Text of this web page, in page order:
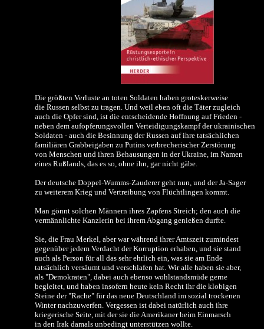
Die größten Verluste an toten Soldaten haben groteskerweise
die Russen selbst zu tragen. Und weil eben oft die Täter zugleich
auch die Opfer sind, ist die entscheidende Hoffnung auf Frieden -
neben dem aufopferungsvollen Verteidigungskampf der ukrainischen
Soldaten - auch die Besinnung der Russen auf ihre tatsächlichen
familiären Grabbeigaben zu Putins verbrecherischer Zerstörung
von Menschen und ihren Behausungen in der Ukraine, im Namen
eines Rußlands, das es so, ohne ihn, gar nicht gäbe.
Der deutsche Doppel-Wumms-Zauderer geht nun, und der Ja-Sager
zu weiterem Krieg und Vertreibung von Flüchtlingen kommt.
Man gönnt solchen Männern ihres Zapfens Streich; den auch die
vermännlichte Kanzlerin bei ihrem Abgang genießen durfte.
Sie, die Frau Merkel, aber war während ihrer Amtszeit zumindest
gegenüber jedem Verdacht der Korruption erhaben, und sie stand
auch als Person für all das sehr ehrlich ein, was sie am Ende
tatsächlich versäumt und verschlafen hat. Wir alle haben sie aber,
als "Demokraten", dabei auch ebenso wohlstandsmüde gerne
begleitet, und haben insofern heute kein Recht ihr die klobigen
Steine der "Rache" für das neue Deutschland im sozial trockenen
Winter nachzuwerfen. Vergessen ist dabei natürlich auch ihre
kriegerische Seite, mit der sie die Amerikaner beim Einmarsch
in den Irak damals unbedingt unterstützen wollte.